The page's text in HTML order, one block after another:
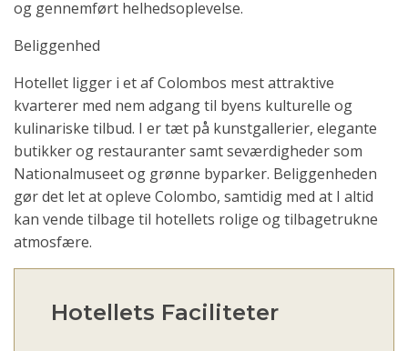
og gennemført helhedsoplevelse.
Beliggenhed
Hotellet ligger i et af Colombos mest attraktive
kvarterer med nem adgang til byens kulturelle og
kulinariske tilbud. I er tæt på kunstgallerier, elegante
butikker og restauranter samt seværdigheder som
Nationalmuseet og grønne byparker. Beliggenheden
gør det let at opleve Colombo, samtidig med at I altid
kan vende tilbage til hotellets rolige og tilbagetrukne
atmosfære.
Hotellets Faciliteter